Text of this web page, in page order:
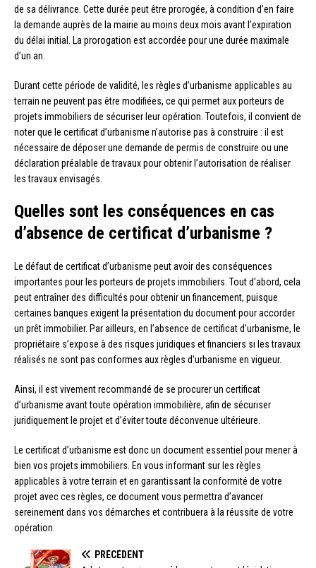
de sa délivrance. Cette durée peut être prorogée, à condition d’en faire
la demande auprès de la mairie au moins deux mois avant l’expiration
du délai initial. La prorogation est accordée pour une durée maximale
d’un an.
Durant cette période de validité, les règles d’urbanisme applicables au
terrain ne peuvent pas être modifiées, ce qui permet aux porteurs de
projets immobiliers de sécuriser leur opération. Toutefois, il convient de
noter que le certificat d’urbanisme n’autorise pas à construire : il est
nécessaire de déposer une demande de permis de construire ou une
déclaration préalable de travaux pour obtenir l’autorisation de réaliser
les travaux envisagés.
Quelles sont les conséquences en cas
d’absence de certificat d’urbanisme ?
Le défaut de certificat d’urbanisme peut avoir des conséquences
importantes pour les porteurs de projets immobiliers. Tout d’abord, cela
peut entraîner des difficultés pour obtenir un financement, puisque
certaines banques exigent la présentation du document pour accorder
un prêt immobilier. Par ailleurs, en l’absence de certificat d’urbanisme, le
propriétaire s’expose à des risques juridiques et financiers si les travaux
réalisés ne sont pas conformes aux règles d’urbanisme en vigueur.
Ainsi, il est vivement recommandé de se procurer un certificat
d’urbanisme avant toute opération immobilière, afin de sécuriser
juridiquement le projet et d’éviter toute déconvenue ultérieure.
Le certificat d’urbanisme est donc un document essentiel pour mener à
bien vos projets immobiliers. En vous informant sur les règles
applicables à votre terrain et en garantissant la conformité de votre
projet avec ces règles, ce document vous permettra d’avancer
sereinement dans vos démarches et contribuera à la réussite de votre
opération.
PRÉCÉDENT